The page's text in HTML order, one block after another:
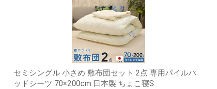
セミシングル 小さめ 敷布団セット 2点 専用パイルパ
ッドシーツ 70×200cm 日本製 ちょこ寝S